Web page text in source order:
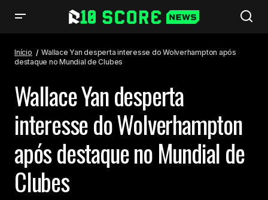
Mundial de Clubes
Início
Wallace Yan desperta interesse do Wolverhampton após
destaque no Mundial de Clubes
Wallace Yan desperta
interesse do Wolverhampton
após destaque no Mundial de
Clubes